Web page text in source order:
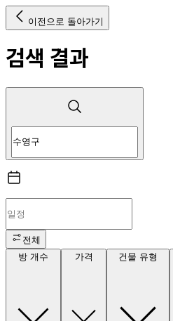
이전으로 돌아가기
검색 결과
전체
방 개수
가격 건물 유형